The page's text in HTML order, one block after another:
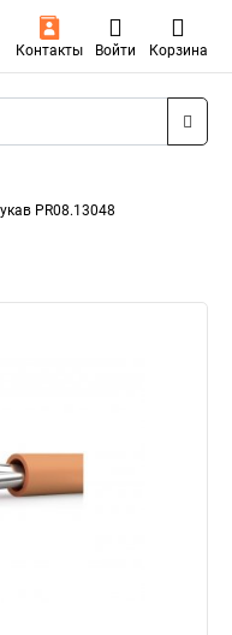
Контакты Войти Корзина
PR08.13048